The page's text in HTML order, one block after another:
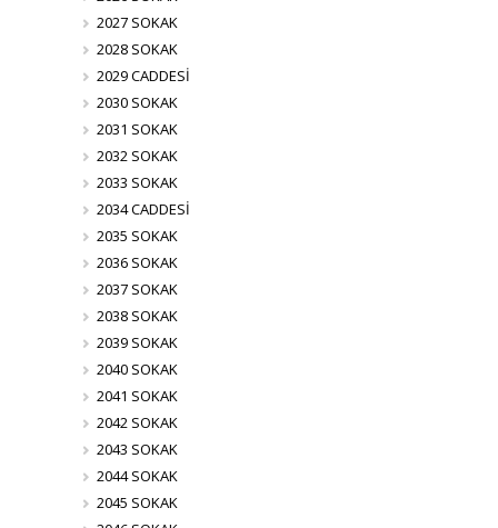
2027 SOKAK
2028 SOKAK
2029 CADDESİ
2030 SOKAK
2031 SOKAK
2032 SOKAK
2033 SOKAK
2034 CADDESİ
2035 SOKAK
2036 SOKAK
2037 SOKAK
2038 SOKAK
2039 SOKAK
2040 SOKAK
2041 SOKAK
2042 SOKAK
2043 SOKAK
2044 SOKAK
2045 SOKAK